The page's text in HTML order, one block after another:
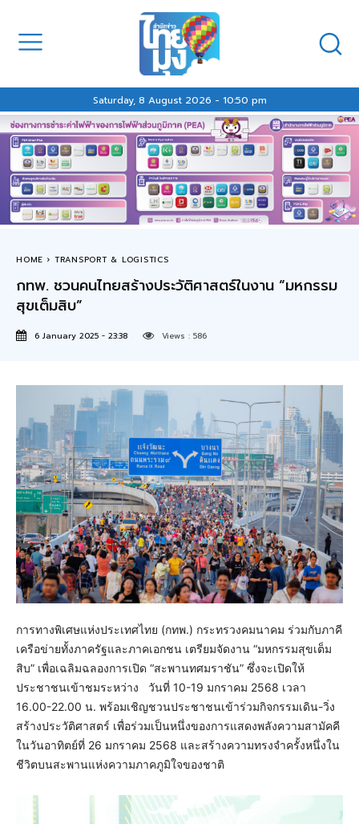
Saturday, 8 August 2026 - 10:50 pm
HOME TRANSPORT & LOGISTICS
กทพ. ชวนคนไทยสร้างประวัติศาสตร์ในงาน “มหกรรม
สุขเต็มสิบ”
6 January 2025 - 23:38 Views : 586
การทางพิเศษแห่งประเทศไทย (กทพ.) กระทรวงคมนาคม ร่วมกับภาคี
เครือข่ายทั้งภาครัฐและภาคเอกชน เตรียมจัดงาน “มหกรรมสุขเต็ม
สิบ” เพื่อเฉลิมฉลองการเปิด “สะพานทศมราชัน” ซึ่งจะเปิดให้
ประชาชนเข้าชมระหว่าง วันที่ 10-19 มกราคม 2568 เวลา
16.00-22.00 น. พร้อมเชิญชวนประชาชนเข้าร่วมกิจกรรมเดิน-วิ่ง
สร้างประวัติศาสตร์ เพื่อร่วมเป็นหนึ่งของการแสดงพลังความสามัคคี
ในวันอาทิตย์ที่ 26 มกราคม 2568 และสร้างความทรงจำครั้งหนึ่งใน
ชีวิตบนสะพานแห่งความภาคภูมิใจของชาติ